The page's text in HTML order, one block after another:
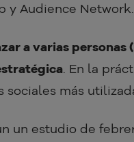
y Audience Network.
a varias
. En la
sociales más
un estudio de